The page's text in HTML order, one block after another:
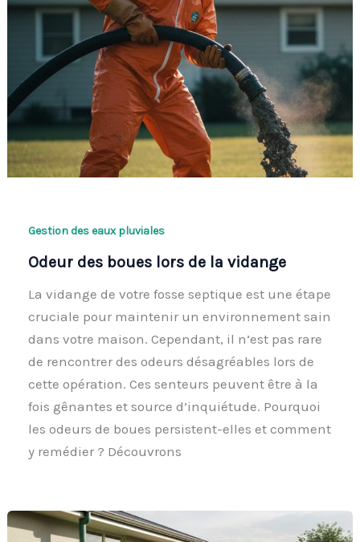
Gestion des eaux pluviales
Odeur des boues lors de la vidange
La vidange de votre fosse septique est une étape
cruciale pour maintenir un environnement sain
dans votre maison. Cependant, il n’est pas rare
de rencontrer des odeurs désagréables lors de
cette opération. Ces senteurs peuvent être à la
fois gênantes et source d’inquiétude. Pourquoi
les odeurs de boues persistent-elles et comment
y remédier ? Découvrons